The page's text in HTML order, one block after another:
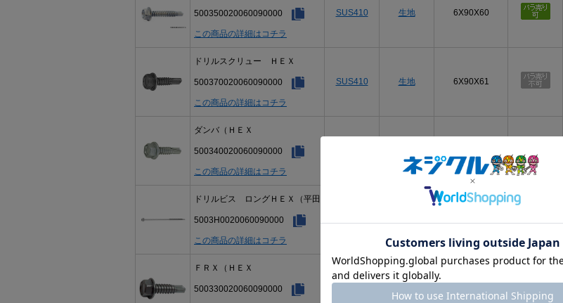
500350020060090000
この商品の詳細はコチラ
SUS410 生地 6X90X60
ドリルスクリュー ＨＥＸ
500370020060090000
この商品の詳細はコチラ
SUS410 生地 6X90X61
ダンバ（ＨＥＸ
500340020060090000
この商品の詳細はコチラ
ドリルビス ロングＨＥＸ（平田
5003H0020060090000
この商品の詳細はコチラ
ＦＲＸ（ＨＥＸ
500330020060090000